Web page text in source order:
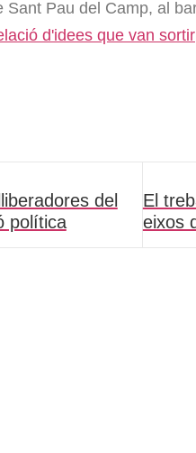
Sant Pau del Camp, al
d'idees que van sortir
del
política
El
eixos